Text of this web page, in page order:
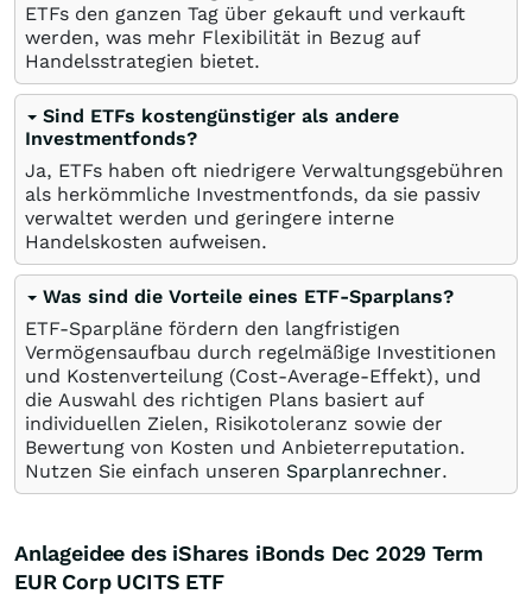
ETFs den ganzen Tag über gekauft und verkauft
werden, was mehr Flexibilität in Bezug auf
Handelsstrategien bietet.
Sind ETFs kostengünstiger als andere
Investmentfonds?
Ja, ETFs haben oft niedrigere Verwaltungsgebühren
als herkömmliche Investmentfonds, da sie passiv
verwaltet werden und geringere interne
Handelskosten aufweisen.
Was sind die Vorteile eines ETF-Sparplans?
ETF-Sparpläne fördern den langfristigen
Vermögensaufbau durch regelmäßige Investitionen
und Kostenverteilung (Cost-Average-Effekt), und
die Auswahl des richtigen Plans basiert auf
individuellen Zielen, Risikotoleranz sowie der
Bewertung von Kosten und Anbieterreputation.
Nutzen Sie einfach unseren Sparplanrechner.
Anlageidee des iShares iBonds Dec 2029 Term
EUR Corp UCITS ETF